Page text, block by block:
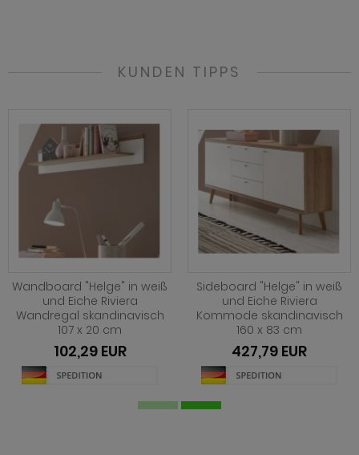
KUNDEN TIPPS
Wandboard "Helge" in weiß
und Eiche Riviera
Wandregal skandinavisch
107 x 20 cm
102,29 EUR
Sideboard "Helge" in weiß
und Eiche Riviera
Kommode skandinavisch
160 x 83 cm
427,79 EUR